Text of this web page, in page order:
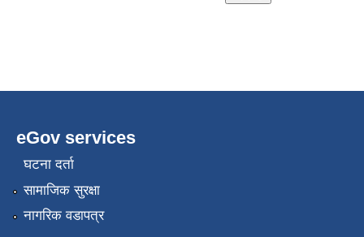
eGov services
घटना दर्ता
सामाजिक सुरक्षा
नागरिक वडापत्र